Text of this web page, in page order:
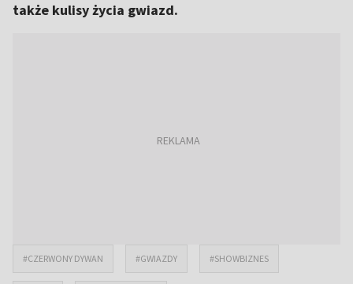
także kulisy życia gwiazd.
#CZERWONY DYWAN #GWIAZDY #SHOWBIZNES